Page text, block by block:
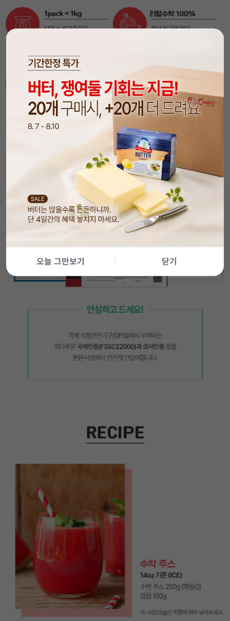
오늘 그만보기 닫기